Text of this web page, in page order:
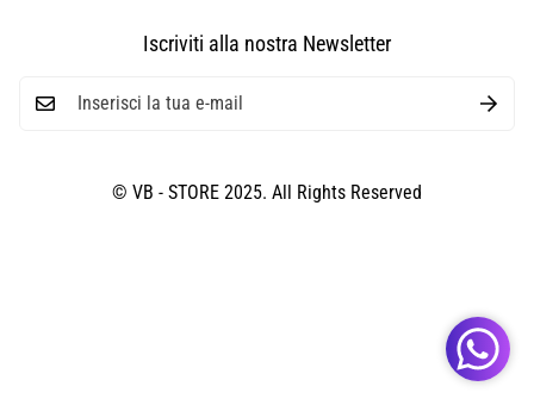
Iscriviti alla nostra Newsletter
© VB - STORE 2025. All Rights Reserved